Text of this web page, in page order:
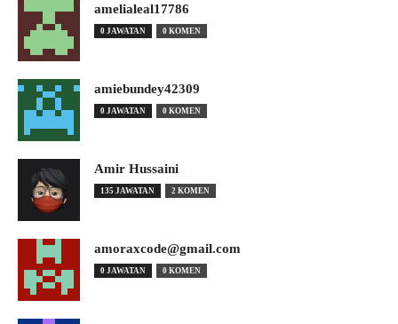
amelialeal17786
0 JAWATAN 0 KOMEN
amiebundey42309
0 JAWATAN 0 KOMEN
Amir Hussaini
135 JAWATAN 2 KOMEN
amoraxcode@gmail.com
0 JAWATAN 0 KOMEN